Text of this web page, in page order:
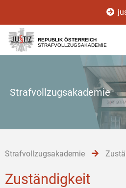
[1]
[2]
[3]
REPUBLIK ÖSTERREICH
STRAFVOLLZUGSAKADEMIE
Strafvollzugsakademie
Strafvollzugsakademie
Zuständigkeit